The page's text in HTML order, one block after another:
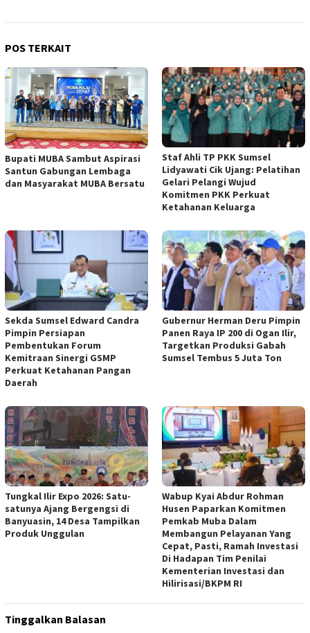
POS TERKAIT
Bupati MUBA Sambut Aspirasi
Santun Gabungan Lembaga
dan Masyarakat MUBA Bersatu
Staf Ahli TP PKK Sumsel
Lidyawati Cik Ujang: Pelatihan
Gelari Pelangi Wujud
Komitmen PKK Perkuat
Ketahanan Keluarga
Sekda Sumsel Edward Candra
Pimpin Persiapan
Pembentukan Forum
Kemitraan Sinergi GSMP
Perkuat Ketahanan Pangan
Daerah
Gubernur Herman Deru Pimpin
Panen Raya IP 200 di Ogan Ilir,
Targetkan Produksi Gabah
Sumsel Tembus 5 Juta Ton
Tungkal Ilir Expo 2026: Satu-
satunya Ajang Bergengsi di
Banyuasin, 14 Desa Tampilkan
Produk Unggulan
Wabup Kyai Abdur Rohman
Husen Paparkan Komitmen
Pemkab Muba Dalam
Membangun Pelayanan Yang
Cepat, Pasti, Ramah Investasi
Di Hadapan Tim Penilai
Kementerian Investasi dan
Hilirisasi/BKPM RI
Tinggalkan Balasan